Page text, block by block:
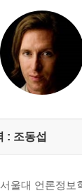
: 조동섭
서울대 언론정보